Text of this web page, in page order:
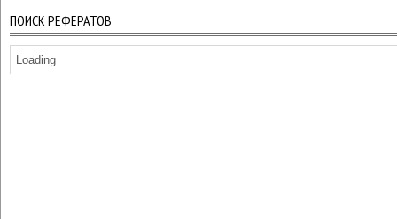
ПОИСК РЕФЕРАТОВ
Loading